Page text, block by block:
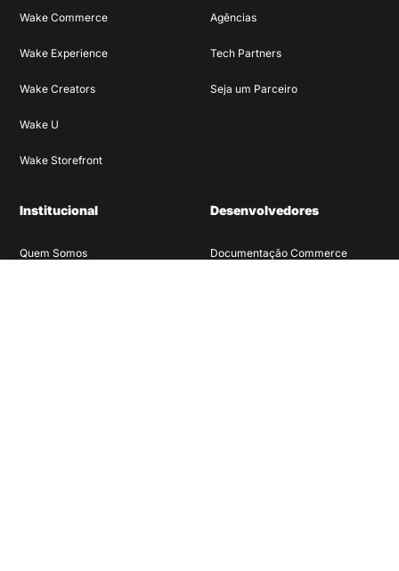
Wake Commerce
Wake Experience
Wake Creators
Wake U
Wake Storefront
Agências
Tech Partners
Seja um Parceiro
Institucional
Quem Somos
Desenvolvedores
Documentação Commerce